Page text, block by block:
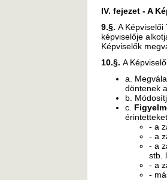
IV. fejezet - A
9.§. A
képviselője
Képviselők
10.§. A
a.
döntenek
b.
c.
- a
- a
- a
stb.
- a
-